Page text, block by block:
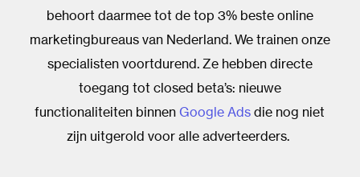
behoort daarmee tot de top 3% beste online
marketingbureaus van Nederland. We trainen onze
specialisten voortdurend. Ze hebben directe
toegang tot closed beta’s: nieuwe
functionaliteiten binnenGoogle Ads die nog niet
zijn uitgerold voor alle adverteerders.